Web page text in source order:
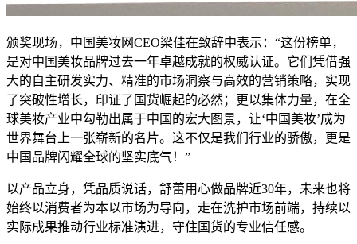
颁奖现场，中国美妆网CEO梁佳在致辞中表示：“这份榜单，
是对中国美妆品牌过去一年卓越成就的权威认证。它们凭借强
大的自主研发实力、精准的市场洞察与高效的营销策略，实现
了突破性增长，印证了国货崛起的必然；更以集体力量，在全
球美妆产业中勾勒出属于中国的宏大图景，让‘中国美妆’成为
世界舞台上一张崭新的名片。这不仅是我们行业的骄傲，更是
中国品牌闪耀全球的坚实底气！”
以产品立身，凭品质说话，舒蕾用心做品牌近30年，未来也将
始终以消费者为本以市场为导向，走在洗护市场前端，持续以
实际成果推动行业标准演进，守住国货的专业信任感。